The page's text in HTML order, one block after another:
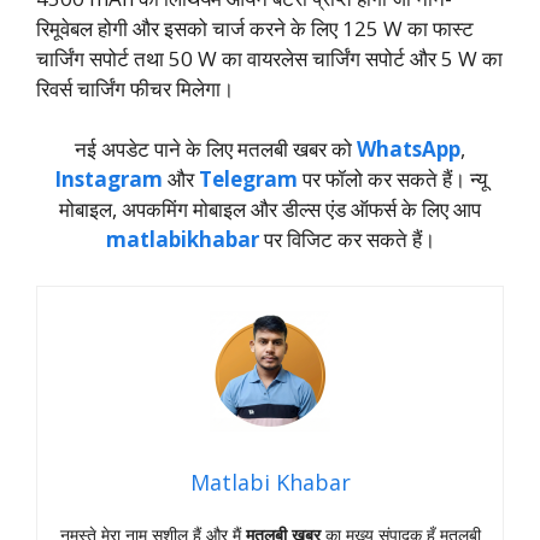
रिमूवेबल होगी और इसको चार्ज करने के लिए 125 W का फास्ट
चार्जिंग सपोर्ट तथा 50 W का वायरलेस चार्जिंग सपोर्ट और 5 W का
रिवर्स चार्जिंग फीचर मिलेगा।
नई अपडेट पाने के लिए मतलबी खबर कोWhatsApp,
Instagram औरTelegramपर फॉलो कर सकते हैं। न्‍यू
मोबाइल, अपकमिंग मोबाइल और डील्‍स एंड ऑफर्स के लिए आप
matlabikhabarपर विजिट कर सकते हैं।
Matlabi Khabar
नमस्‍ते मेरा नाम सुशील हैं और मैंमतलबी खबरका मुख्‍य संपादक हूँ मतलबी